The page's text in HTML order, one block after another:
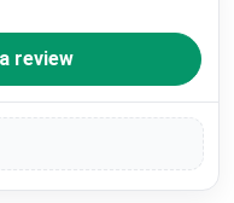
review